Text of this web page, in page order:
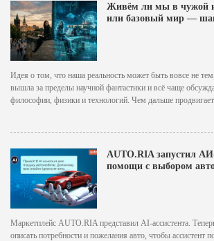
Живём ли мы в чужой
или базовый мир —
Идея о том, что наша реальность может быть вовсе не
вышла за пределы научной фантастики и всё чаще
философии, физики и технологий. Чем дальше
AUTO.RIA запустил
помощи с выбором
Маркетплейс AUTO.RIA представил AI-ассистента.
описать потребности и пожелания авто, чтобы ассистент